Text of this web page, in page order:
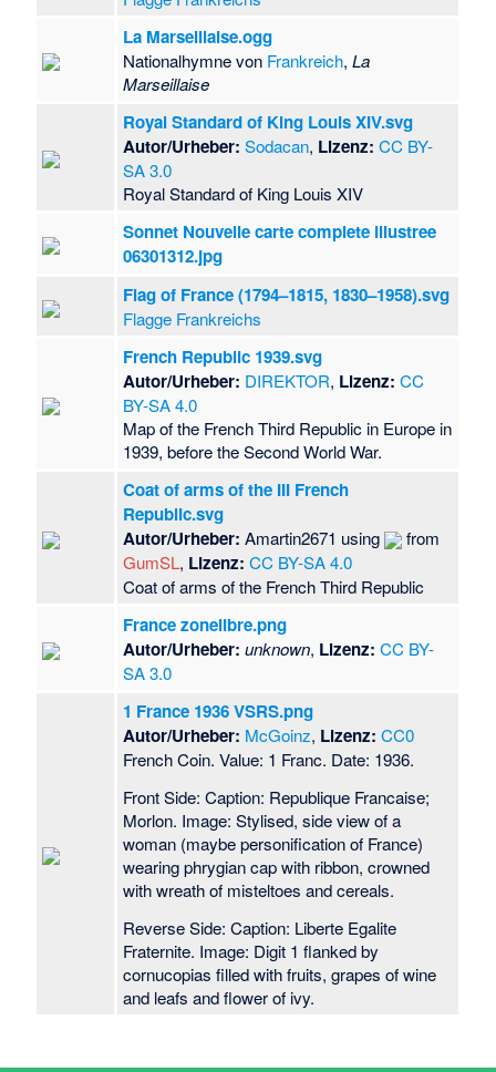
La Marseillaise.ogg
Nationalhymne von Frankreich,La
Marseillaise
Royal Standard of King Louis XIV.svg
Autor/Urheber: Sodacan, Lizenz: CC BY-
SA 3.0
Royal Standard of King Louis XIV
Sonnet Nouvelle carte complete illustree
06301312.jpg
Flag of France (1794–1815, 1830–1958).svg
Flagge Frankreichs
French Republic 1939.svg
Autor/Urheber: DIREKTOR, Lizenz: CC
BY-SA 4.0
Map of the French Third Republic in Europe in
1939, before the Second World War.
Coat of arms of the III French
Republic.svg
Autor/Urheber: Amartin2671 using
from
GumSL, Lizenz: CC BY-SA 4.0
Coat of arms of the French Third Republic
France zonelibre.png
Autor/Urheber: unknown, Lizenz: CC BY-
SA 3.0
1 France 1936 VSRS.png
Autor/Urheber: McGoinz, Lizenz: CC0
French Coin. Value: 1 Franc. Date: 1936.
Front Side: Caption: Republique Francaise;
Morlon. Image: Stylised, side view of a
woman (maybe personification of France)
wearing phrygian cap with ribbon, crowned
with wreath of misteltoes and cereals.
Reverse Side: Caption: Liberte Egalite
Fraternite. Image: Digit 1 flanked by
cornucopias filled with fruits, grapes of wine
and leafs and flower of ivy.